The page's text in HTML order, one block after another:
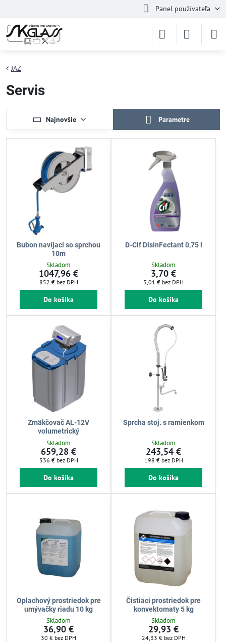
Panel používateľa
JAZ
Servis
Najnovšie Parametre
Bubon navíjací so sprchou
10m
Skladom
1047,96 €
852 € bez DPH
Do košíka
D-Cif DisinFectant 0,75 l
Skladom
3,70 €
3,01 € bez DPH
Do košíka
Zmäkčovač AL-12V
volumetrický
Skladom
659,28 €
536 € bez DPH
Do košíka
Sprcha stoj. s ramienkom
Skladom
243,54 €
198 € bez DPH
Do košíka
Oplachový prostriedok pre
umývačky riadu 10 kg
Skladom
36,90 €
30 € bez DPH
Čistiaci prostriedok pre
konvektomaty 5 kg
Skladom
29,93 €
24,33 € bez DPH